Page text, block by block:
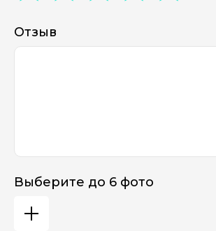
Отзыв
Выберите до 6 фото